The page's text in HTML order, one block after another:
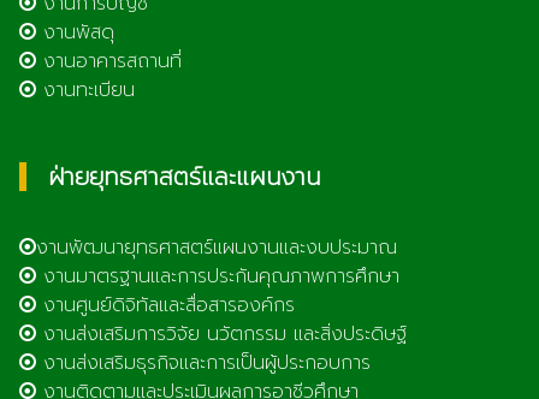
งานพัสดุ
งานอาคารสถานที่
งานทะเบียน
ฝ่ายยุทธศาสตร์และแผนงาน
งานพัฒนายุทธศาสตร์แผนงานและงบประมาณ
งานมาตรฐานและการประกันคุณภาพการศึกษา
งานศูนย์ดิจิทัลและสื่อสารองค์กร
งานส่งเสริมการวิจัย นวัตกรรม และสิ่งประดิษฐ์
งานส่งเสริมธุรกิจและการเป็นผู้ประกอบการ
งานติดตามและประเมินผลการอาชีวศึกษา